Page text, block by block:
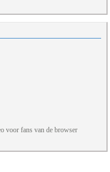
voor fans van de browser